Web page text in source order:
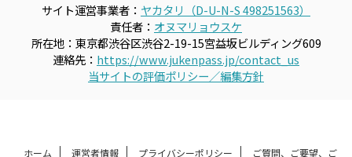
サイト運営事業者： ヤカタリ（D-U-N-S 498251563）
責任者： オヌマリョウスケ
所在地：東京都渋谷区渋谷2-19-15宮益坂ビルディング609
連絡先： https://www.jukenpass.jp/contact_us
当サイトの評価ポリシー／編集方針
ホーム 運営者情報 プライバシーポリシー ご質問、ご要望、ご